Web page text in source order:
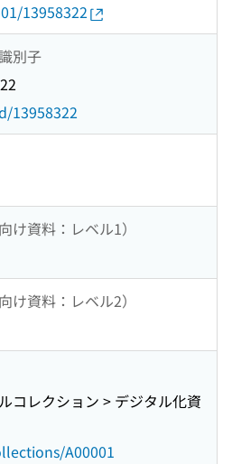
13958322
別子
13958322
け資料：レベル1）
け資料：レベル2）
コレクション > デジタル化資
A00001